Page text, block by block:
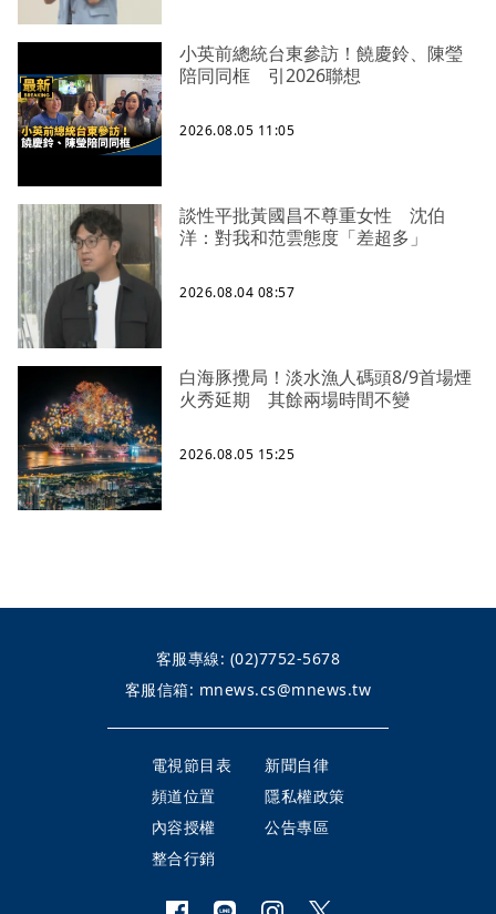
小英前總統台東參訪！饒慶鈴、陳瑩
陪同同框 引2026聯想
2026.08.05 11:05
談性平批黃國昌不尊重女性 沈伯
洋：對我和范雲態度「差超多」
2026.08.04 08:57
白海豚攪局！淡水漁人碼頭8/9首場煙
火秀延期 其餘兩場時間不變
2026.08.05 15:25
客服專線: (02)7752-5678
客服信箱: mnews.cs@mnews.tw
電視節目表
新聞自律
頻道位置
隱私權政策
內容授權
公告專區
整合行銷